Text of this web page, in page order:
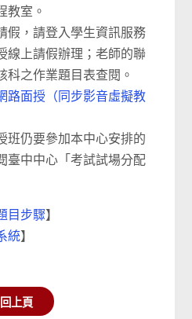
教室。
假，請登入學生資訊服務
線上請假辦理；老師的聯
科之作業題目表查閱。
路面授（同步影音虛擬教
班仍要參加本中心安排的
臺中中心「考試試場分配
目步驟】
統】
回上頁